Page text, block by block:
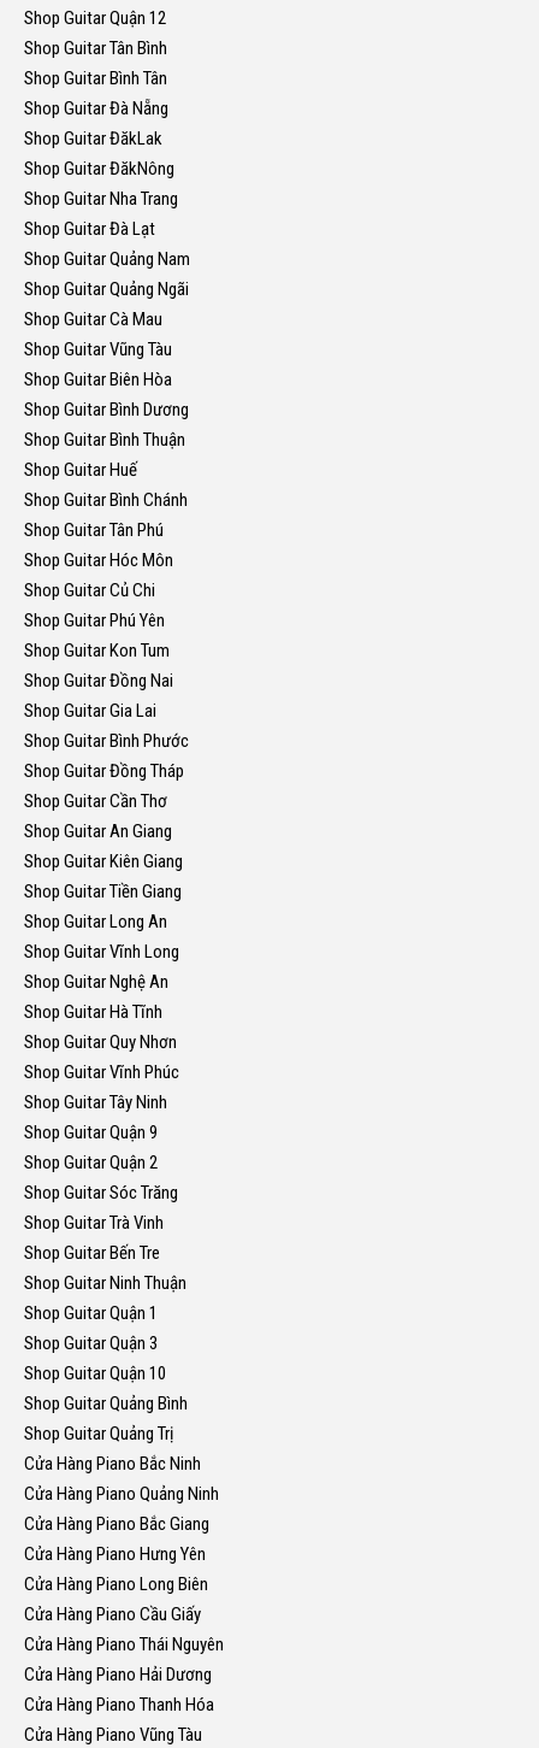
Shop Guitar Quận 12
Shop Guitar Tân Bình
Shop Guitar Bình Tân
Shop Guitar Đà Nẵng
Shop Guitar ĐăkLak
Shop Guitar ĐăkNông
Shop Guitar Nha Trang
Shop Guitar Đà Lạt
Shop Guitar Quảng Nam
Shop Guitar Quảng Ngãi
Shop Guitar Cà Mau
Shop Guitar Vũng Tàu
Shop Guitar Biên Hòa
Shop Guitar Bình Dương
Shop Guitar Bình Thuận
Shop Guitar Huế
Shop Guitar Bình Chánh
Shop Guitar Tân Phú
Shop Guitar Hóc Môn
Shop Guitar Củ Chi
Shop Guitar Phú Yên
Shop Guitar Kon Tum
Shop Guitar Đồng Nai
Shop Guitar Gia Lai
Shop Guitar Bình Phước
Shop Guitar Đồng Tháp
Shop Guitar Cần Thơ
Shop Guitar An Giang
Shop Guitar Kiên Giang
Shop Guitar Tiền Giang
Shop Guitar Long An
Shop Guitar Vĩnh Long
Shop Guitar Nghệ An
Shop Guitar Hà Tĩnh
Shop Guitar Quy Nhơn
Shop Guitar Vĩnh Phúc
Shop Guitar Tây Ninh
Shop Guitar Quận 9
Shop Guitar Quận 2
Shop Guitar Sóc Trăng
Shop Guitar Trà Vinh
Shop Guitar Bến Tre
Shop Guitar Ninh Thuận
Shop Guitar Quận 1
Shop Guitar Quận 3
Shop Guitar Quận 10
Shop Guitar Quảng Bình
Shop Guitar Quảng Trị
Cửa Hàng Piano Bắc Ninh
Cửa Hàng Piano Quảng Ninh
Cửa Hàng Piano Bắc Giang
Cửa Hàng Piano Hưng Yên
Cửa Hàng Piano Long Biên
Cửa Hàng Piano Cầu Giấy
Cửa Hàng Piano Thái Nguyên
Cửa Hàng Piano Hải Dương
Cửa Hàng Piano Thanh Hóa
Cửa Hàng Piano Vũng Tàu